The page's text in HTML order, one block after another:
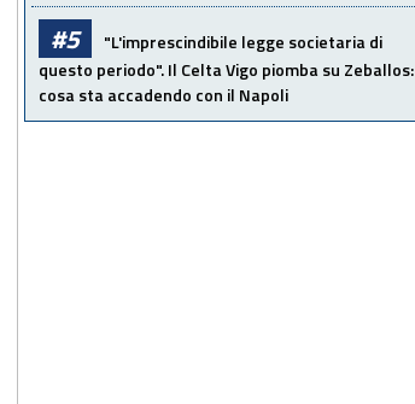
#5
"L'imprescindibile legge societaria di
questo periodo". Il Celta Vigo piomba su Zeballos:
cosa sta accadendo con il Napoli